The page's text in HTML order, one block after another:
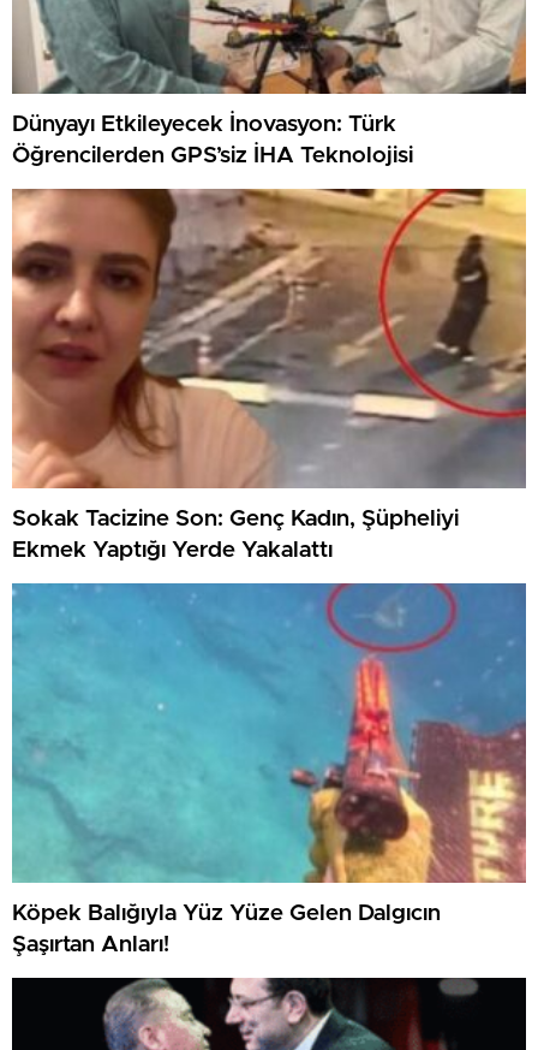
Dünyayı Etkileyecek İnovasyon: Türk
Öğrencilerden GPS’siz İHA Teknolojisi
Sokak Tacizine Son: Genç Kadın, Şüpheliyi
Ekmek Yaptığı Yerde Yakalattı
Köpek Balığıyla Yüz Yüze Gelen Dalgıcın
Şaşırtan Anları!